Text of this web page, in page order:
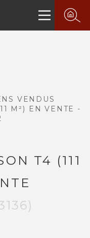
VENDUS
M²) EN VENTE -
T4 (111